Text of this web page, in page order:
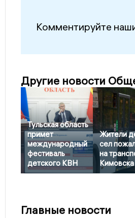
Комментируйте
Другие новости
Тульская область
примет
международный
фестиваль
детского КВН
Жители
сел
на
Кимовска
Главные новости